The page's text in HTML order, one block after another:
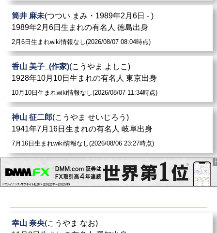
筒井 麻未(つつい まみ・1989年2月6日 - )
1989年2月6日生まれの有名人 徳島出身
2月6日生まれwiki情報なし(2026/08/07 08:04時点)
香山 美子_(作家)(こうやま よしこ)
1928年10月10日生まれの有名人 東京出身
10月10日生まれwiki情報なし(2026/08/07 11:34時点)
神山 征二郎(こうやま せいじろう)
1941年7月16日生まれの有名人 岐阜出身
7月16日生まれwiki情報なし(2026/08/06 23:27時点)
幸山 奈央(こうやま なお)